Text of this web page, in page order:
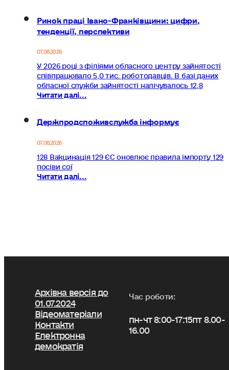
Ринок праці Івано-Франківщини: цифри,
тенденції, перспективи
07.08.2026
У 2026 році з філіями обласного центру зайнятості
співпрацювало 5,0 тис. роботодавців. В базі даних
обласної служби зайнятості налічувалось 12,8
Читати далі...
Держпродспоживслужба інформує
07.08.2026
128 Вакцинація 129 ЄС оновлює правила імпорту 129
посіви сої
Читати далі...
Архівна версія до
01.07.2024
Відеоматеріали
Контакти
Електронна
демократія
Час роботи:
пн-чт 8:00-17:15пт 8.00-
16.00